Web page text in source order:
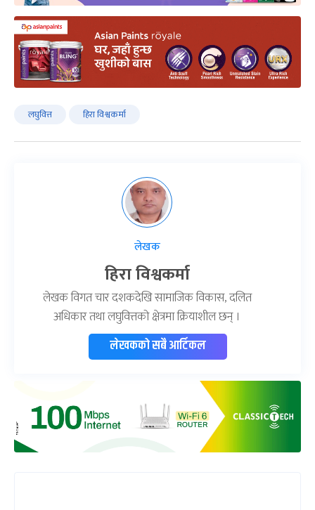
लघुवित्त हिरा विश्वकर्मा
लेखक
हिरा विश्वकर्मा
लेखक विगत चार दशकदेखि सामाजिक विकास, दलित
अधिकार तथा लघुवित्तको क्षेत्रमा क्रियाशील छन् ।
लेखकको सबै आर्टिकल